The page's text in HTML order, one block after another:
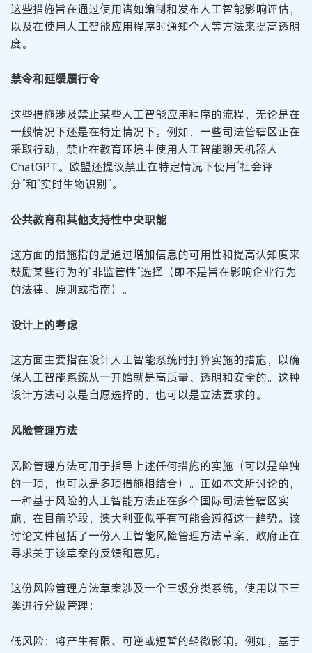
这些措施旨在通过使用诸如编制和发布人工智能影响评估，
以及在使用人工智能应用程序时通知个人等方法来提高透明
度。
禁令和延缓履行令
这些措施涉及禁止某些人工智能应用程序的流程，无论是在
一般情况下还是在特定情况下。例如，一些司法管辖区正在
采取行动，禁止在教育环境中使用人工智能聊天机器人
ChatGPT。欧盟还提议禁止在特定情况下使用“社会评
分”和“实时生物识别”。
公共教育和其他支持性中央职能
这方面的措施指的是通过增加信息的可用性和提高认知度来
鼓励某些行为的“非监管性”选择（即不是旨在影响企业行为
的法律、原则或指南）。
设计上的考虑
这方面主要指在设计人工智能系统时打算实施的措施，以确
保人工智能系统从一开始就是高质量、透明和安全的。这种
设计方法可以是自愿选择的，也可以是立法要求的。
风险管理方法
风险管理方法可用于指导上述任何措施的实施（可以是单独
的一项，也可以是多项措施相结合）。正如本文所讨论的，
一种基于风险的人工智能方法正在多个国际司法管辖区实
施，在目前阶段，澳大利亚似乎有可能会遵循这一趋势。该
讨论文件包括了一份人工智能风险管理方法草案，政府正在
寻求关于该草案的反馈和意见。
这份风险管理方法草案涉及一个三级分类系统，使用以下三
类进行分级管理：
低风险：将产生有限、可逆或短暂的轻微影响。例如，基于